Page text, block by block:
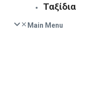
Ταξίδια
Main Menu